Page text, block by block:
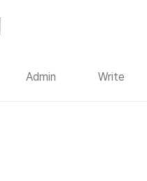
Admin Write